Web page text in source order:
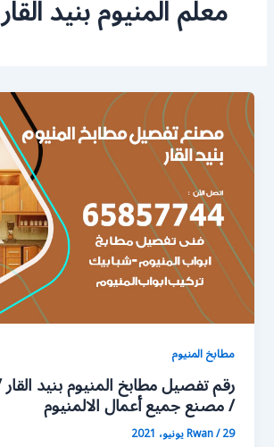
معلم المنيوم بنيد القار
مطابخ المنيوم
/ مصنع جميع أعمال الالمنيوم
Rwan/29 يونيو، 2021